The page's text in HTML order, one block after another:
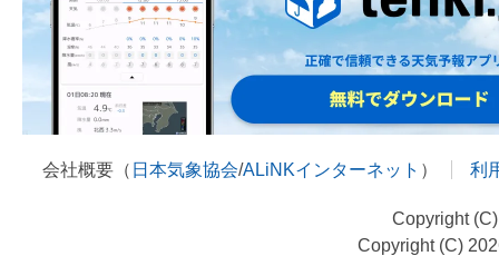
会社概要（ 日本気象協会/ALiNKインターネット ） 利
Copyright
Copyright (C)